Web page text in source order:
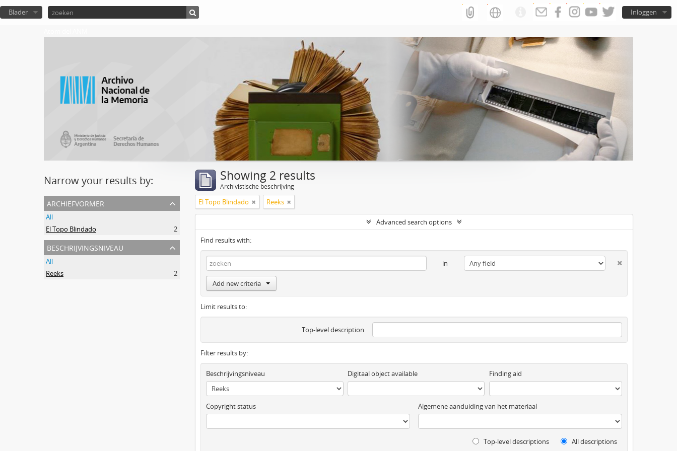
Inloggen
Blader
Narrow your results by:
archiefvormer
All
El Topo Blindado
2
beschrijvingsniveau
All
Reeks
2
Showing 2 results
Archivistische beschrijving
El Topo Blindado Reeks
Advanced search options
Find results with:
in
Add new criteria
Limit results to:
Top-level description
Filter results by:
Beschrijvingsniveau Digitaal object available Finding aid
Copyright status Algemene aanduiding van het materiaal
Top-level descriptions All descriptions